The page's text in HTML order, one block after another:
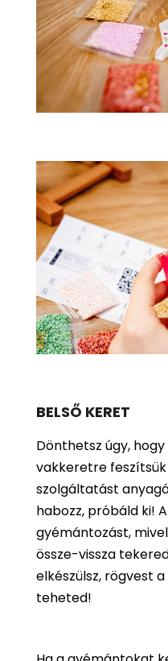
BELSŐ KERET
Dönthetsz úgy,
vakkeretre feszítsük
szolgáltatást
habozz, próbáld ki!
gyémántozást,
össze-vissza
elkészülsz, rögvest
teheted!